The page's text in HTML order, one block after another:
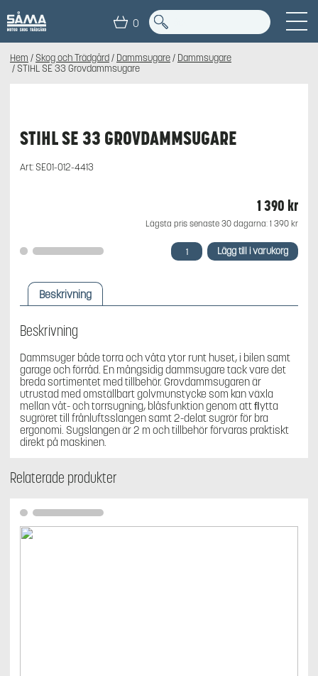
0
Hem / Skog och Trädgård/ Dammsugare/ Dammsugare
/ STIHL SE 33 Grovdammsugare
STIHL SE 33 GROVDAMMSUGARE
Art: SE01-012-4413
1 390 kr
Lägsta pris senaste 30 dagarna: 1 390 kr
STIHL
SE
mängd
Lägg till i varukorg
Beskrivning
Beskrivning
Dammsuger både torra och våta ytor runt huset, i bilen samt
garage och förråd. En mångsidig dammsugare tack vare det
breda sortimentet med tillbehör. Grovdammsugaren är
utrustad med omställbart golvmunstycke som kan växla
mellan våt- och torrsugning, blåsfunktion genom att ﬂytta
sugröret till frånluftsslangen samt 2-delat sugrör för bra
ergonomi. Sugslangen är 2 m och tillbehör förvaras praktiskt
direkt på maskinen.
Relaterade produkter